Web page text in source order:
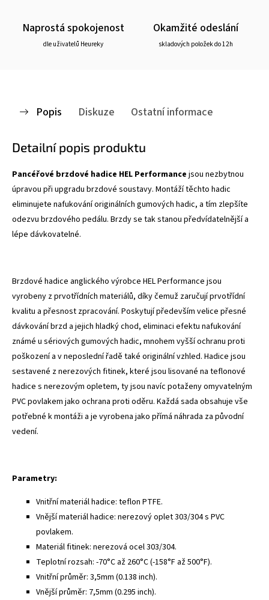
Naprostá spokojenost
dle uživatelů Heureky
Okamžité odeslání
skladových položek do 12h
Popis Diskuze Ostatní informace
Detailní popis produktu
Pancéřové brzdové hadice HEL Performance jsou nezbytnou
úpravou při upgradu brzdové soustavy. Montáží těchto hadic
eliminujete nafukování originálních gumových hadic, a tím zlepšíte
odezvu brzdového pedálu. Brzdy se tak stanou předvídatelnější a
lépe dávkovatelné.
Brzdové hadice anglického výrobce HEL Performance jsou
vyrobeny z prvotřídních materiálů, díky čemuž zaručují prvotřídní
kvalitu a přesnost zpracování. Poskytují především velice přesné
dávkování brzd a jejich hladký chod, eliminaci efektu nafukování
známé u sériových gumových hadic, mnohem vyšší ochranu proti
poškození a v neposlední řadě také originální vzhled. Hadice jsou
sestavené z nerezových fitinek, které jsou lisované na teflonové
hadice s nerezovým opletem, ty jsou navíc potaženy omyvatelným
PVC povlakem jako ochrana proti oděru. Každá sada obsahuje vše
potřebné k montáži a je vyrobena jako přímá náhrada za původní
vedení.
Parametry:
Vnitřní materiál hadice: teflon PTFE.
Vnější materiál hadice: nerezový oplet 303/304 s PVC
povlakem.
Materiál fitinek: nerezová ocel 303/304.
Teplotní rozsah: -70°C až 260°C (-158°F až 500°F).
Vnitřní průměr: 3,5mm (0.138 inch).
Vnější průměr: 7,5mm (0.295 inch).